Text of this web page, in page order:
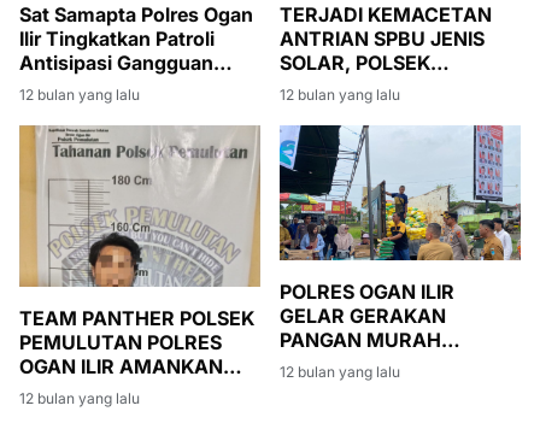
Sat Samapta Polres Ogan
Ilir Tingkatkan Patroli
Antisipasi Gangguan
Keamanan, Fokus Cegah
Premanisme
12 bulan yang lalu
TERJADI KEMACETAN
ANTRIAN SPBU JENIS
SOLAR, POLSEK
INDRALAYA POLRES
OGAN ILIR LAKSANAKAN
PENGATURAN LALU
LINTAS
12 bulan yang lalu
TEAM PANTHER POLSEK
PEMULUTAN POLRES
OGAN ILIR AMANKAN
PELAKU PENCURIAN
BERPASAL 363 KUHP
12 bulan yang lalu
POLRES OGAN ILIR
GELAR GERAKAN
PANGAN MURAH
BERSAMA PERUM
BULOG UNTUK
12 bulan yang lalu